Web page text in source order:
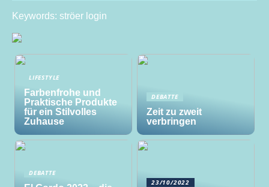
Keywords: ströer login
LIFESTYLE
Farbenfrohe und
Praktische Produkte
für ein Stilvolles
Zuhause
DEBATTE
Zeit zu zweit
verbringen
DEBATTE
23/10/2022